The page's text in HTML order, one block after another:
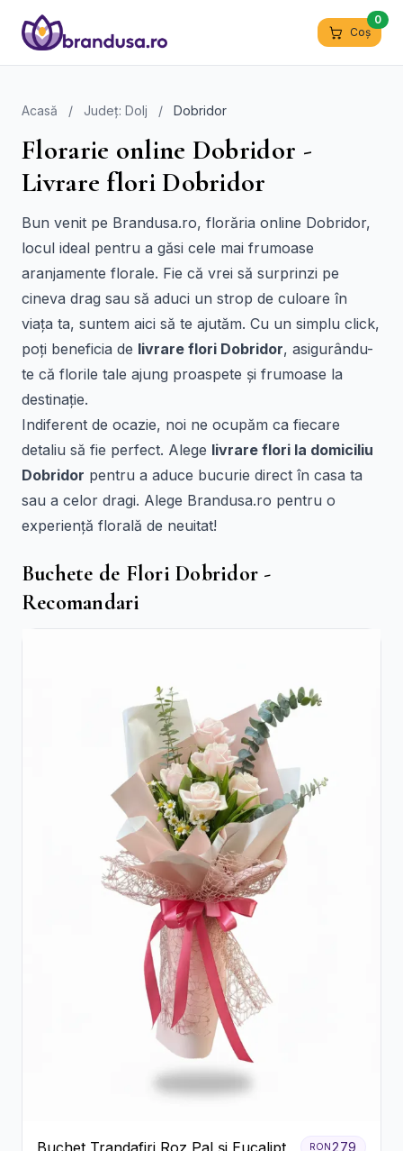
Coș
0
Acasă / Județ: Dolj / Dobridor
Florarie online Dobridor -
Livrare flori Dobridor
Bun venit pe Brandusa.ro, florăria online Dobridor,
locul ideal pentru a găsi cele mai frumoase
aranjamente florale. Fie că vrei să surprinzi pe
cineva drag sau să aduci un strop de culoare în
viața ta, suntem aici să te ajutăm. Cu un simplu click,
poți beneficia de livrare flori Dobridor, asigurându-
te că florile tale ajung proaspete și frumoase la
destinație.
Indiferent de ocazie, noi ne ocupăm ca fiecare
detaliu să fie perfect. Alege livrare flori la domiciliu
Dobridor pentru a aduce bucurie direct în casa ta
sau a celor dragi. Alege Brandusa.ro pentru o
experiență florală de neuitat!
Buchete de Flori Dobridor -
Recomandari
Buchet Trandafiri Roz Pal și Eucalipt RON279